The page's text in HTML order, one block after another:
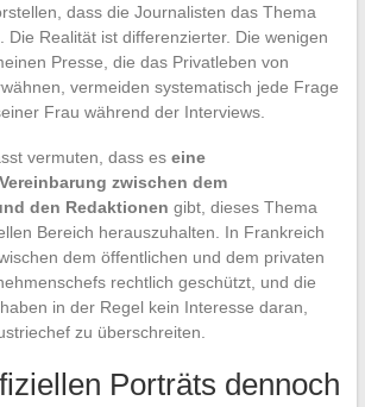
dass die Journalisten das Thema
Die Realität ist differenzierter. Die wenigen
Presse, die das Privatleben von
vermeiden systematisch jede Frage
Frau während der Interviews.
vermuten, dass es eine
zwischen dem
den Redaktionen gibt, dieses Thema
Bereich herauszuhalten. In Frankreich
dem öffentlichen und dem privaten
rechtlich geschützt, und die
in der Regel kein Interesse daran,
zu überschreiten.
Porträts dennoch